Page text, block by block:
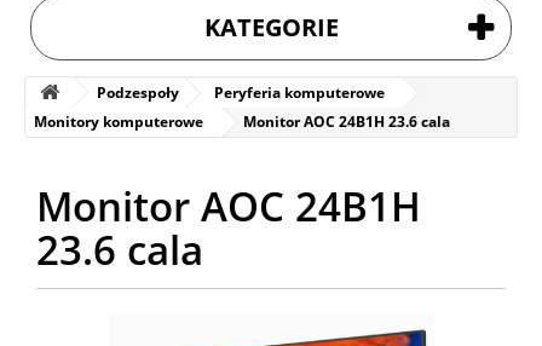
KATEGORIE
Podzespoły
Peryferia komputerowe
Monitory komputerowe
Monitor AOC 24B1H 23.6 cala
Monitor AOC 24B1H
23.6 cala